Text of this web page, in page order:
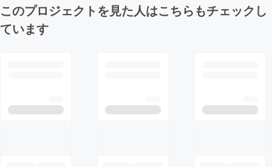
このプロジェクトを見た人はこちらもチェックし
ています